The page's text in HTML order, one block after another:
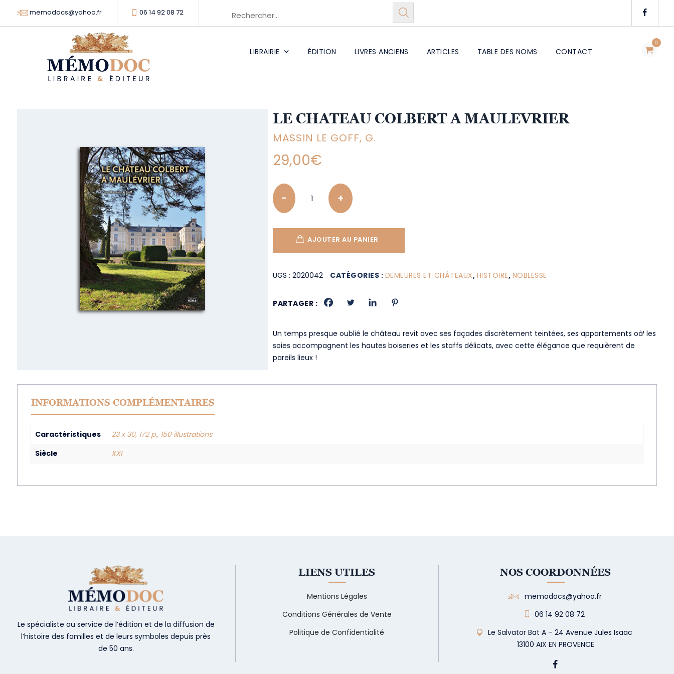
memodocs@yahoo.fr 06 14 92 08 72
0
LIBRAIRIE ÉDITION LIVRES ANCIENS ARTICLES TABLE DES NOMS CONTACT
LE CHATEAU COLBERT A MAULEVRIER
MASSIN LE GOFF, G.
29,00€
Quantity
AJOUTER AU PANIER
UGS :2020042 CATÉGORIES : DEMEURES ET CHÂTEAUX, HISTOIRE, NOBLESSE
PARTAGER :
Un temps presque oublié le château revit avec ses façades discrètement teintées, ses appartements oà¹ les
soies accompagnent les hautes boiseries et les staffs délicats, avec cette élégance que requièrent de
pareils lieux !
INFORMATIONS COMPLÉMENTAIRES
Caractéristiques
23 x 30, 172 p., 150 illustrations
Siècle
XXI
Le spécialiste au service de l’édition et de la diffusion de
l’histoire des familles et de leurs symboles depuis près
de 50 ans.
LIENS UTILES
Mentions Légales
Conditions Générales de Vente
Politique de Confidentialité
NOS COORDONNÉES
memodocs@yahoo.fr
06 14 92 08 72
Le Salvator Bat A – 24 Avenue Jules Isaac
13100 AIX EN PROVENCE